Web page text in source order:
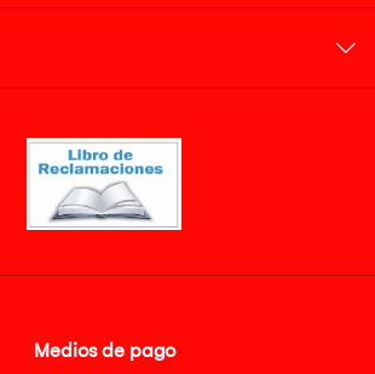
Medios de pago